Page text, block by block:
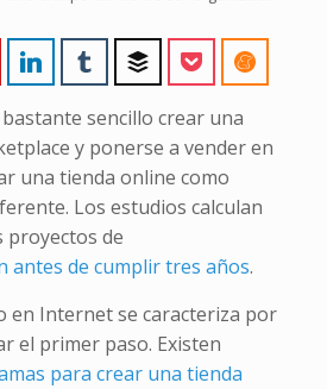
sencillo crear una
y ponerse a vender en
una tienda online como
Los estudios calculan
proyectos de
antes de cumplir tres años.
en Internet se caracteriza por
el primer paso. Existen
para crear una tienda